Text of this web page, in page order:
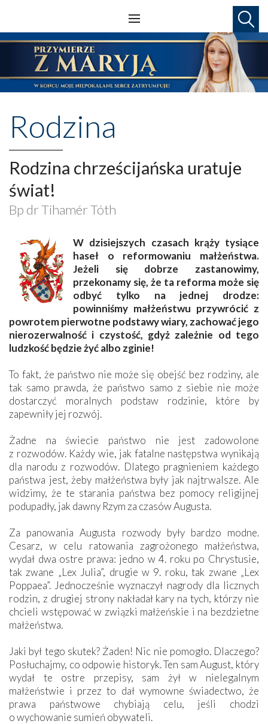
Rodzina
Rodzina chrześcijańska uratuje
świat!
Bp dr Tihamér Tóth
W dzisiejszych czasach krąży tysiące
haseł o reformowaniu małżeństwa.
Jeżeli się dobrze zastanowimy,
przekonamy się, że ta reforma może się
odbyć tylko na jednej drodze:
powinniśmy małżeństwu przywrócić z
powrotem pierwotne podstawy wiary, zachować jego
nierozerwalność i czystość, gdyż zależnie od tego
ludzkość będzie żyć albo zginie!
To fakt, że państwo nie może się obejść bez rodziny, ale
tak samo prawda, że państwo samo z siebie nie może
dostarczyć moralnych podstaw rodzinie, które by
zapewniły jej rozwój.
Żadne na świecie państwo nie jest zadowolone
z rozwodów. Każdy wie, jak fatalne następstwa wynikają
dla narodu z rozwodów. Dlatego pragnieniem każdego
państwa jest, żeby małżeństwa były jak najtrwalsze. Ale
widzimy, że te starania państwa bez pomocy religijnej
podupadły, jak dawny Rzym za czasów Augusta.
Za panowania Augusta rozwody były bardzo modne.
Cesarz, w celu ratowania zagrożonego małżeństwa,
wydał dwa ostre prawa: jedno w 4. roku po Chrystusie,
tak zwane „Lex Julia”, drugie w 9. roku, tak zwane „Lex
Poppaea”. Jednocześnie wyznaczył nagrody dla licznych
rodzin, z drugiej strony nakładał kary na tych, którzy nie
chcieli wstępować w związki małżeńskie i na bezdzietne
małżeństwa.
Jaki był tego skutek? Żaden! Nic nie pomogło. Dlaczego?
Posłuchajmy, co odpowie historyk. Ten sam August, który
wydał te ostre przepisy, sam żył w nielegalnym
małżeństwie i przez to dał wymowne świadectwo, że
prawa państwowe chybiają celu, jeśli chodzi
o wychowanie sumień obywateli.